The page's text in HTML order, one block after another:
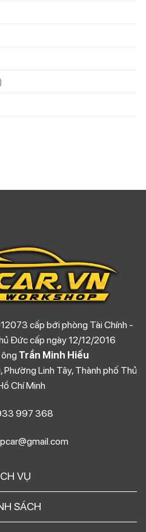
cấp bới phòng Tài Chính -
Đức cấp ngày 12/12/2016
Trần Minh Hiếu
Phường Linh Tây, Thành phố Thủ
Chí Minh
997 368
VỤ
SÁCH